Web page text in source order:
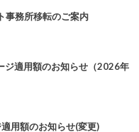
事務所移転のご案内
ジ適用額のお知らせ（2026年
用額のお知らせ(変更)